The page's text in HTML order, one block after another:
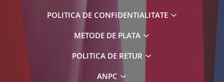
POLITICA DE CONFIDENTIALITATE
METODE DE PLATA
POLITICA DE RETUR
ANPC